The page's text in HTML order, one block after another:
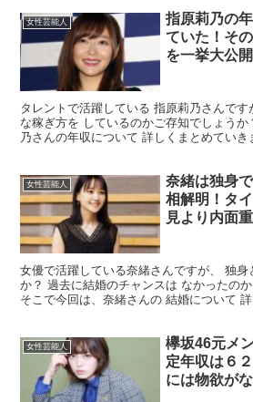
女性芸能人
指原莉乃の
ていた！そ
を一挙大公開
タレントで活躍している 指原莉乃さんで
な稼ぎ方を しているのかご存知でしょう
乃さんの年収について 詳しくまとめてい
女性芸能人
奈緒は独身
相解明！タ
見より内面
女優で活躍している奈緒さんですが、 独身
か？ 過去に結婚のチャンスは なかったの
そこで今回は、奈緒さんの 結婚について
女性芸能人
欅坂46元メ
定年収は６
には物欲が